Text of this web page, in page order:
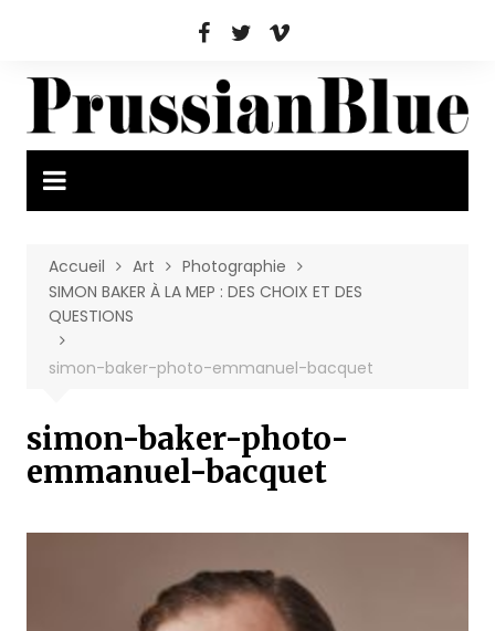
Accueil Art
Photographie
SIMON BAKER À LA MEP : DES CHOIX ET DES
QUESTIONS
simon-baker-photo-emmanuel-bacquet
simon-baker-photo-
emmanuel-bacquet